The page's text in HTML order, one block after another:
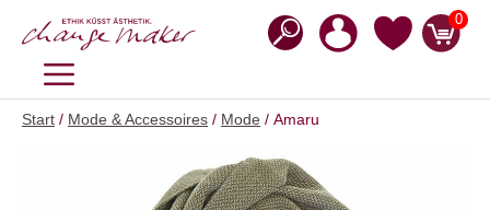
Inhalt
0
MENÜ
Start / Mode & Accessoires / Mode / Amaru